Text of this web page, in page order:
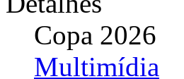
Copa 2026
Multimídia